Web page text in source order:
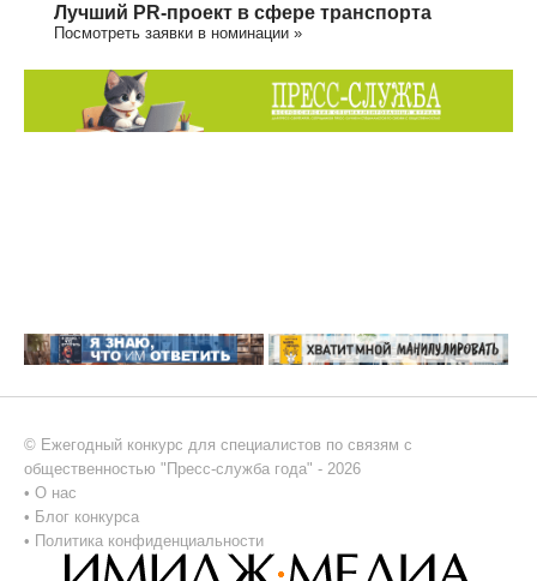
Лучший PR-проект в сфере транспорта
Посмотреть заявки в номинации »
© Ежегодный конкурс для специалистов по связям с
общественностью "Пресс-служба года" - 2026
• О нас
• Блог конкурса
• Политика конфиденциальности